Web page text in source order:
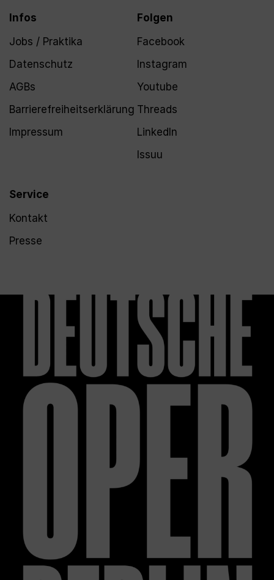
Infos
Jobs / Praktika
Datenschutz
AGBs
Barrierefreiheitserklärung
Impressum
Service
Kontakt
Presse
Folgen
Facebook
Instagram
Youtube
Threads
LinkedIn
Issuu